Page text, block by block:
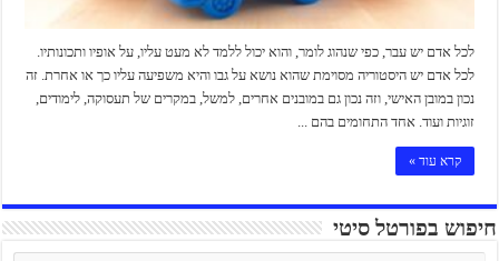
לכל אדם יש עבר, כפי שנהוג לומר, והוא יכול ללמד לא מעט עליו, על אופיו ותכונותיו.
לכל אדם יש היסטוריה מסוימת שהוא נושא על גבו והיא משפיעה עליו כך או אחרת. זה
נכון במובן האישי, וזה נכון גם במובנים אחרים, למשל, במקרים של תעסוקה, לימודים,
זוגיות ועוד. אחד התחומים בהם ...
קרא עוד »
חיפוש בפורטל סיטי